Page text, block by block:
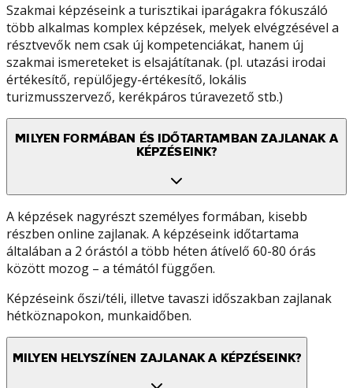
Szakmai képzéseink a turisztikai iparágakra fókuszáló
több alkalmas komplex képzések, melyek elvégzésével a
résztvevők nem csak új kompetenciákat, hanem új
szakmai ismereteket is elsajátítanak. (pl. utazási irodai
értékesítő, repülőjegy-értékesítő, lokális
turizmusszervező, kerékpáros túravezető stb.)
MILYEN FORMÁBAN ÉS IDŐTARTAMBAN ZAJLANAK A
KÉPZÉSEINK?
A képzések nagyrészt személyes formában, kisebb
részben online zajlanak. A képzéseink időtartama
általában a 2 órástól a több héten átívelő 60-80 órás
között mozog – a témától függően.
Képzéseink őszi/téli, illetve tavaszi időszakban zajlanak
hétköznapokon, munkaidőben.
MILYEN HELYSZÍNEN ZAJLANAK A KÉPZÉSEINK?